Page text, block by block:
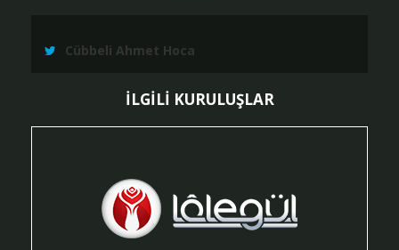
Cübbeli Ahmet Hoca
İLGİLİ KURULUŞLAR